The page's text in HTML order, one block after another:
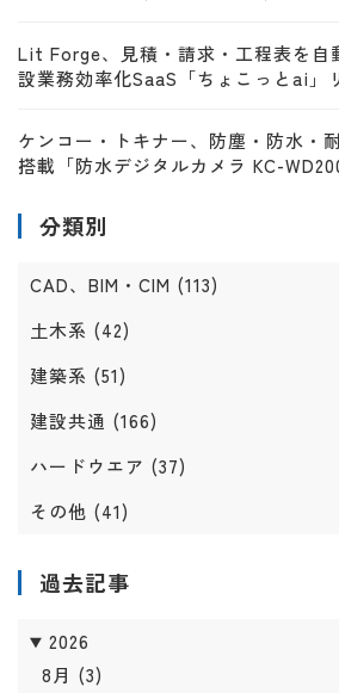
Lit Forge、見積・請求・工程表を自
設業務効率化SaaS「ちょこっとai」
ケンコー・トキナー、防塵・防水・
搭載「防水デジタルカメラ KC-
分類別
CAD、BIM・CIM (113)
土木系 (42)
建築系 (51)
建設共通 (166)
ハードウエア (37)
その他 (41)
過去記事
2026
8月 (3)